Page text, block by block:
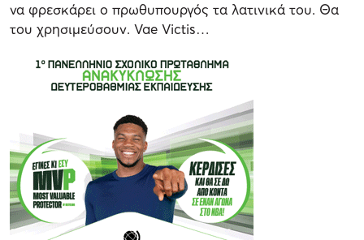
να φρεσκάρει ο πρωθυπουργός τα λατινικά του. Θα
του χρησιμεύσουν. Vae Victis…